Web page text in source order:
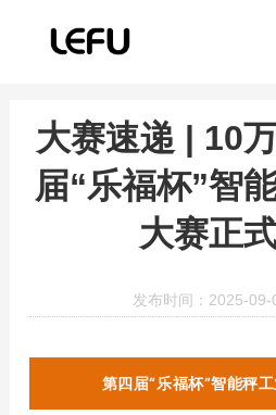
大赛速递 | 10
届“乐福杯”智
大赛正
发布时间：2025-
第四届“乐福杯”智能秤